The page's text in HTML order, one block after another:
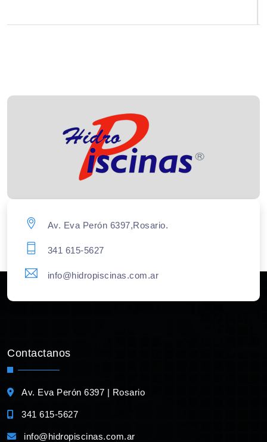
Av. Eva Perón 6397,Rosario.
341 615-5627
info@hidropiscinas.com.ar
Contactanos
Av. Eva Perón 6397 | Rosario
341 615-5627
info@hidropiscinas.com.ar